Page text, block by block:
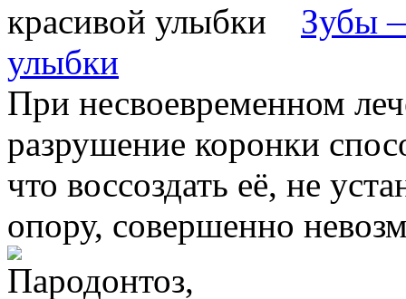
Зубы
улыбки
При несвоевременном
разрушение коронки
что воссоздать её, не
опору, совершенно